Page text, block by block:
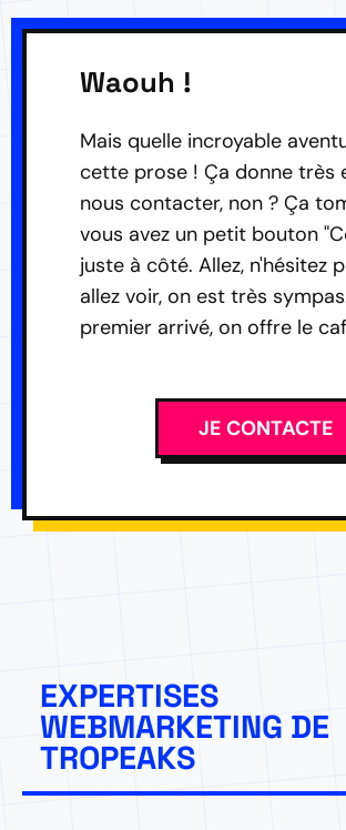
Waouh !
Mais quelle incroyable
cette prose ! Ça donne très
nous contacter, non ? Ça
vous avez un petit bouton
juste à côté. Allez, n'hésitez
allez voir, on est très
premier arrivé, on offre le
JE CONTACTE
EXPERTISES
WEBMARKETING DE
TROPEAKS